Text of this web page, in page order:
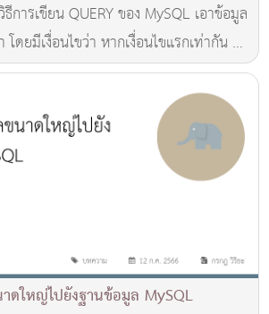
การเขียน QUERY ของ MySQL เอาข้อมูล
ดยมีเงื่อนไขว่า หากเงื่อนไขแรกเท่ากัน จะ
สองอีกที
ดใหญ่ไปยังฐานข้อมูล MySQL